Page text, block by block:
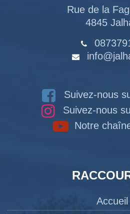
Rue de la
4845
Suivez-nous
Suivez-nous
Notre
Accueil